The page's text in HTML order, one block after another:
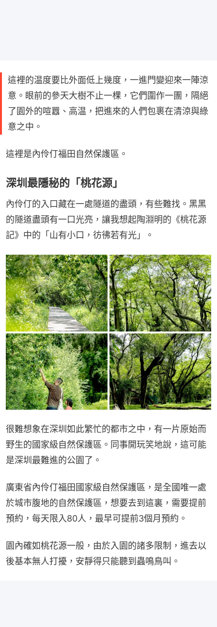
這裡的温度要比外面低上幾度，一進門變迎來一陣涼
意。眼前的參天大樹不止一棵，它們圍作一團，隔絕
了園外的喧囂、高温，把進來的人們包裹在清涼與綠
意之中。
這裡是內伶仃福田自然保護區。
深圳最隱秘的「桃花源」
內伶仃的入口藏在一處隧道的盡頭，有些難找。黑黑
的隧道盡頭有一口光亮，讓我想起陶淵明的《桃花源
記》中的「山有小口，彷彿若有光」。
很難想象在深圳如此繁忙的都市之中，有一片原始而
野生的國家級自然保護區。同事開玩笑地說，這可能
是深圳最難進的公園了。
廣東省內伶仃福田國家級自然保護區，是全國唯一處
於城市腹地的自然保護區，想要去到這裏，需要提前
預約，每天限入80人，最早可提前3個月預約。
園內確如桃花源一般，由於入園的諸多限制，進去以
後基本無人打擾，安靜得只能聽到蟲鳴鳥叫。